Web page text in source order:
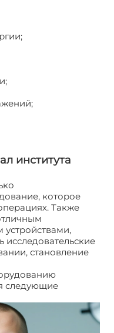
института
которое
Также
становление
следующие